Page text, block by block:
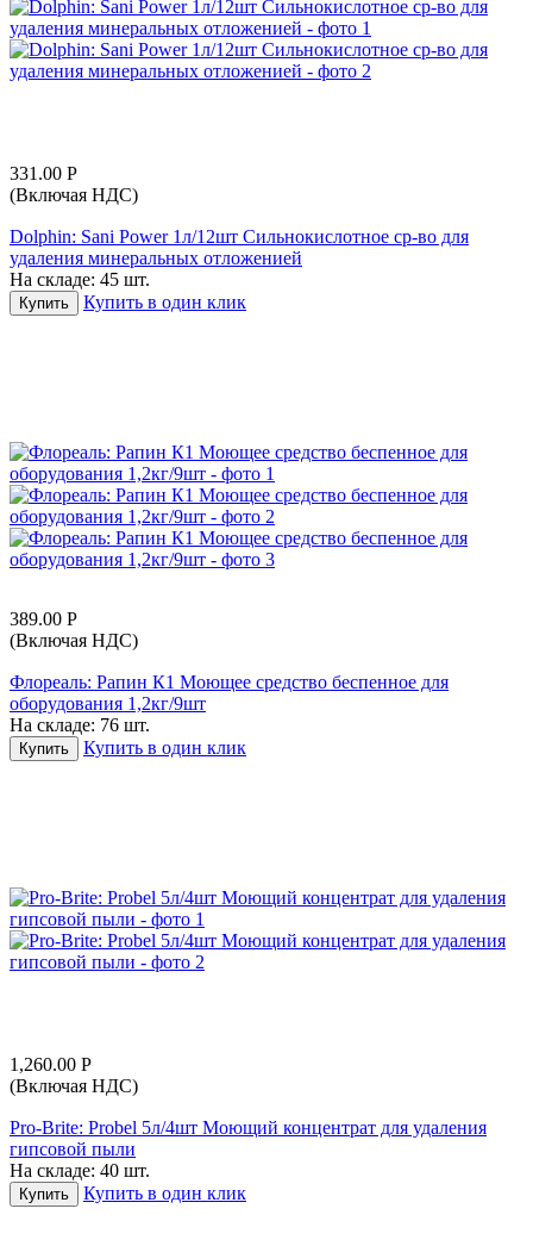
331.00 Р
(Включая НДС)
Dolphin: Sani Power 1л/12шт Сильнокислотное ср-во для
удаления минеральных отложенией
На складе: 45 шт.
Купить Купить в один клик
389.00 Р
(Включая НДС)
Флореаль: Рапин К1 Моющее средство беспенное для
оборудования 1,2кг/9шт
На складе: 76 шт.
Купить Купить в один клик
1,260.00 Р
(Включая НДС)
Pro-Brite: Probel 5л/4шт Моющий концентрат для удаления
гипсовой пыли
На складе: 40 шт.
Купить Купить в один клик